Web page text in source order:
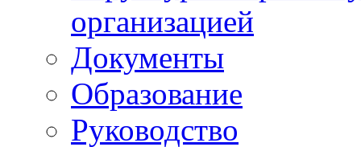
организацией
Документы
Образование
Руководство